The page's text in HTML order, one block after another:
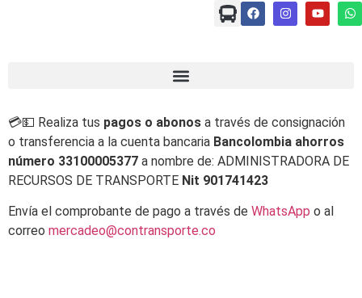
💳💵 Realiza tus pagos o abonos a través de consignación
o transferencia a la cuenta bancaria Bancolombia ahorros
número 33100005377 a nombre de: ADMINISTRADORA DE
RECURSOS DE TRANSPORTE Nit 901741423
Envía el comprobante de pago a través de WhatsApp o al
correo mercadeo@contransporte.co